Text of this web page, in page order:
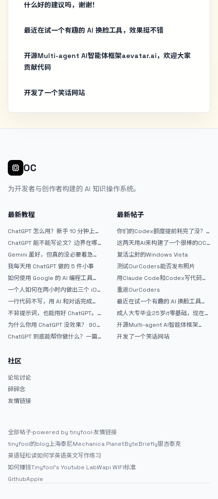
什么好的建议吗，谢谢！
最近在试一个有趣的 AI 换脸工具，效果挺不错
开源Multi-agent AI智能体框架aevatar.ai，欢迎大家
贡献代码
开发了一个笑话网站
OC
为开发者与创作者构建的 AI 知识操作系统。
最新教程
ChatGPT 怎么用？新手 10 分钟上手
指南
ChatGPT 能不能写论文？边界在哪
里
Gemini 虽好，但真的没必要着急放
弃 ChatGPT
我每天用 ChatGPT 做的 5 件小事
如何使用 Google 的 AI 编程工具
AntiGravity：独立开发者的新时代
武器
一个人如何在两小时内做出三个 iOS
APP？｜AntiGravity + Gemini 3 实
战完整记录
一行代码不写，用 AI 和对话完成一
个完整网站：《图书天堂》实战记录
不背提示词，也能用好 ChatGPT。
一个万能提问模板
为什么你用 ChatGPT 没效果？ 90%
的人第一步就问错了
ChatGPT 到底能帮你做什么？一篇
最新帖子
你们的Codex额度提前耗完了没？
戒断反应如何？
这两天用AI来构建了一个很棒的OC
论坛精华区
复活尘封的Windows Vista
测试OurCoders能否发布照片
用Claude Code和Codex写代码真
的爽，但是App怎么挣钱还是很难啊
重返OurCoders
最近在试一个有趣的 AI 换脸工具，
效果挺不错
成人大专毕业25岁it零基础，现在想
考软件设计师，有什么好的建议吗，
谢谢！
开源Multi-agent AI智能体框架
aevatar.ai，欢迎大家贡献代码
开发了一个笑话网站
社区
论坛讨论
碎碎念
友情链接
全部帖子·powered by tinyfool·友情链接
tinyfool的blog上海泰尼Mechanica PlanetByteBriefly银杏泰克
英语轻松读如何学英语英文写作练习
如何赚钱Tinyfool's Youtube LabWapi WIFI标准
GithubApple